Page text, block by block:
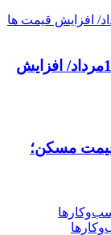
قیمت طلا، دلار و سکه امروز پنجشنبه 15مرداد/ افزایش
مسکن؛